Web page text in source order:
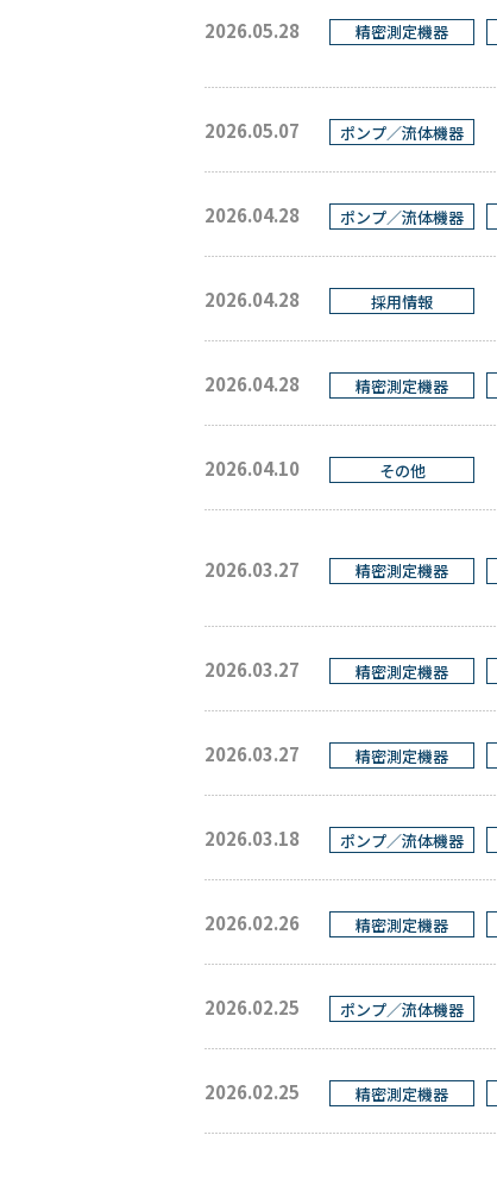
2026.05.28 精密測定機器
2026.05.07 ポンプ／流体機器
2026.04.28 ポンプ／流体機器
2026.04.28 採用情報
2026.04.28 精密測定機器
2026.04.10 その他
2026.03.27 精密測定機器
2026.03.27 精密測定機器
2026.03.27 精密測定機器
2026.03.18 ポンプ／流体機器
2026.02.26 精密測定機器
2026.02.25 ポンプ／流体機器
2026.02.25 精密測定機器